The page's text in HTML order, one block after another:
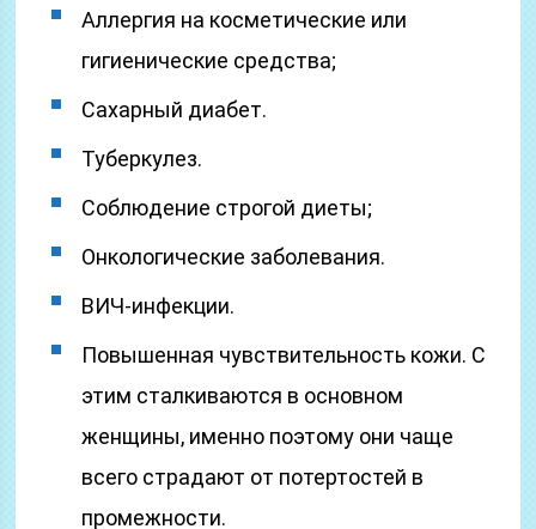
Аллергия на косметические или
гигиенические средства;
Сахарный диабет.
Туберкулез.
Соблюдение строгой диеты;
Онкологические заболевания.
ВИЧ-инфекции.
Повышенная чувствительность кожи. С
этим сталкиваются в основном
женщины, именно поэтому они чаще
всего страдают от потертостей в
промежности.